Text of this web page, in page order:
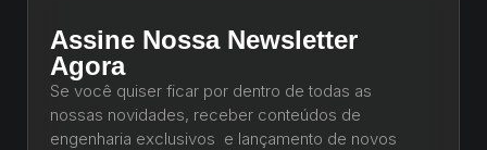
Assine Nossa Newsletter
Agora
Se você quiser ficar por dentro de todas as
nossas novidades, receber conteúdos de
engenharia exclusivos e lançamento de novos